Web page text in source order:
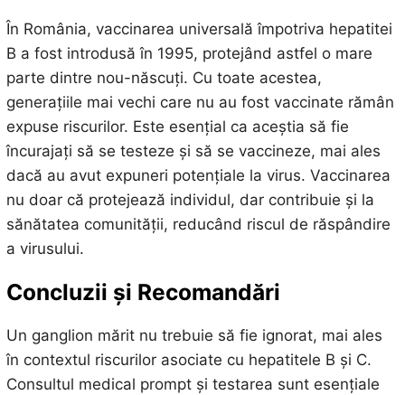
În România, vaccinarea universală împotriva hepatitei
B a fost introdusă în 1995, protejând astfel o mare
parte dintre nou-născuți. Cu toate acestea,
generațiile mai vechi care nu au fost vaccinate rămân
expuse riscurilor. Este esențial ca aceștia să fie
încurajați să se testeze și să se vaccineze, mai ales
dacă au avut expuneri potențiale la virus. Vaccinarea
nu doar că protejează individul, dar contribuie și la
sănătatea comunității, reducând riscul de răspândire
a virusului.
Concluzii și Recomandări
Un ganglion mărit nu trebuie să fie ignorat, mai ales
în contextul riscurilor asociate cu hepatitele B și C.
Consultul medical prompt și testarea sunt esențiale